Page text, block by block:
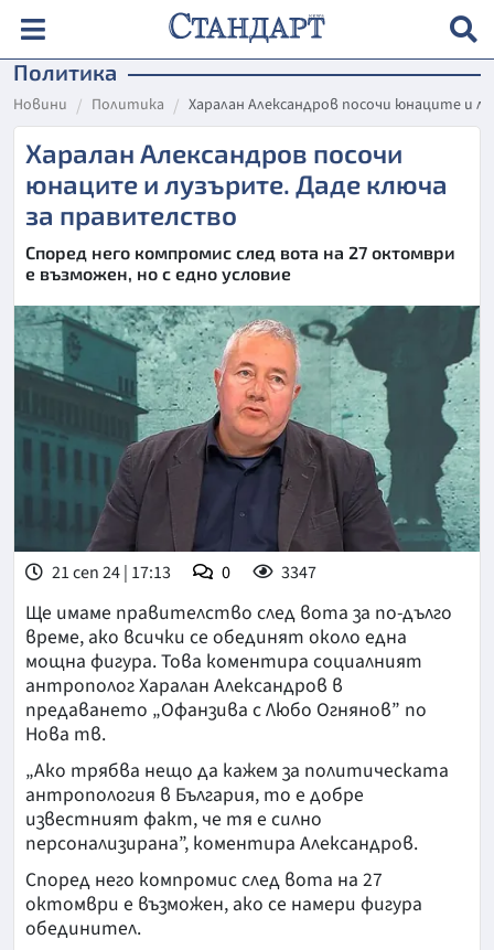
Политика
Новини Политика Харалан Александров посочи юнаците и
Харалан Александров посочи
юнаците и лузърите. Даде ключа
за правителство
Според него компромис след вота на 27 октомври
е възможен, но с едно условие
21 сеп 24 | 17:13 0 3347
Ще имаме правителство след вота за по-дълго
време, ако всички се обединят около една
мощна фигура. Това коментира социалният
антрополог Харалан Александров в
предаването „Офанзива с Любо Огнянов” по
Нова тв.
„Ако трябва нещо да кажем за политическата
антропология в България, то е добре
известният факт, че тя е силно
персонализирана”, коментира Александров.
Според него компромис след вота на 27
октомври е възможен, ако се намери фигура
обединител.